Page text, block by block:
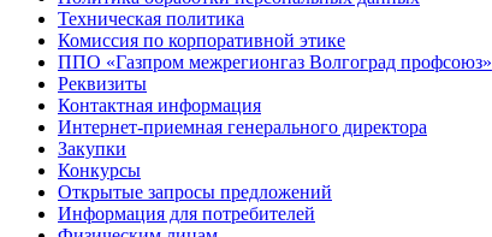
Техническая политика
Комиссия по корпоративной этике
ППО «Газпром межрегионгаз Волгоград профсоюз»
Реквизиты
Контактная информация
Интернет-приемная генерального директора
Закупки
Конкурсы
Открытые запросы предложений
Информация для потребителей